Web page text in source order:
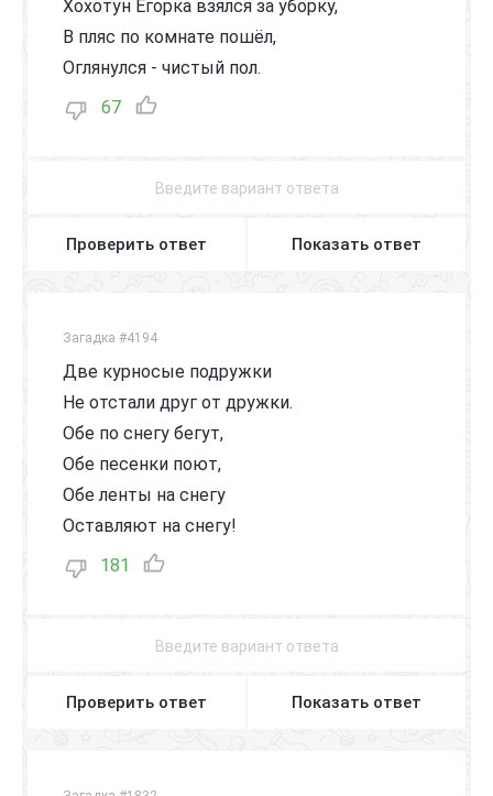
Хохотун Егорка взялся за уборку,
В пляс по комнате пошёл,
Оглянулся - чистый пол.
67
Проверить ответ Показать ответ
Загадка #4194
Две курносые подружки
Не отстали друг от дружки.
Обе по снегу бегут,
Обе песенки поют,
Обе ленты на снегу
Оставляют на снегу!
181
Проверить ответ Показать ответ